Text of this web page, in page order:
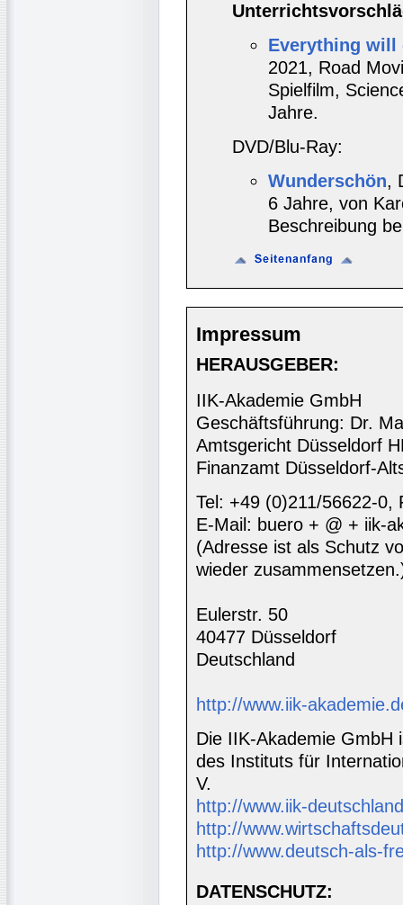
Everything will
2021, Road
Spielfilm,
Jahre.
DVD/Blu-Ray:
Wunderschön,
6 Jahre, von
Beschreibung
Impressum
HERAUSGEBER:
IIK-Akademie GmbH
Geschäftsführung: Dr.
Amtsgericht Düsseldorf
Finanzamt Düsseldorf-
Tel: +49 (0)211/56622-0,
E-Mail: buero + @ + iik-
(Adresse ist als Schutz
wieder
Eulerstr. 50
40477 Düsseldorf
Deutschland
http://www.iik-
Die IIK-Akademie GmbH
des Instituts für
V.
http://www.iik-
http://
http://www.deutsch-als-
DATENSCHUTZ: